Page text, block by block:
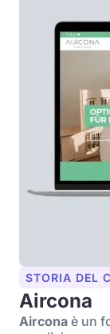
STORIA DEL
Aircona
Aircona è un